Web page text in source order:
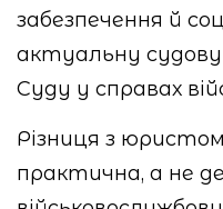
забезпечення й
актуальну
Суду у справах
Різниця з
практична, а не